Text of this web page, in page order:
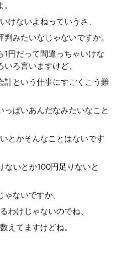
けないよねっていうさ、
みたいなじゃないですか。
1円だって間違っちゃいけな
ろ言いますけど、
計という仕事にすごくこう難
っぱいあんだなみたいなこと
とかそんなことはないです
ないとか100円足りないと
ないですか。
わけじゃないのでね、
えてますけどね。